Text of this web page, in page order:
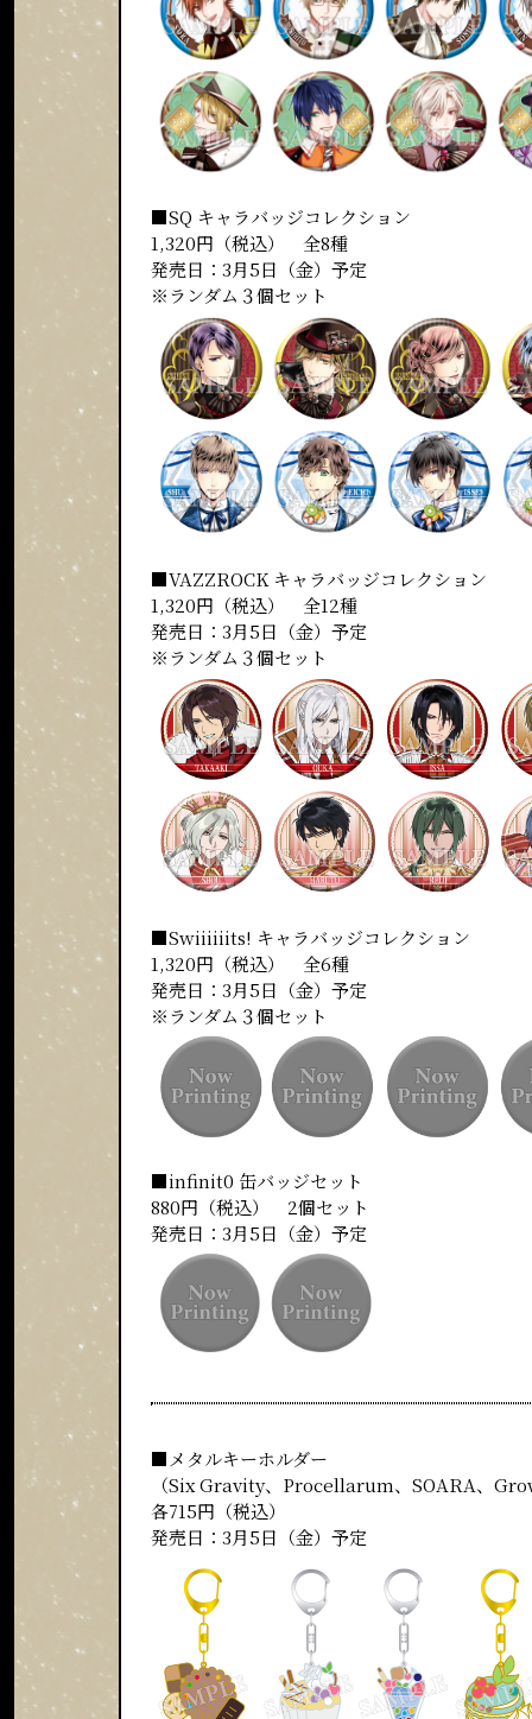
■SQ キャラバッジコレクション
1,320円（税込） 全8種
発売日：3月5日（金）予定
※ランダム３個セット
■VAZZROCK キャラバッジコレクション
1,320円（税込） 全12種
発売日：3月5日（金）予定
※ランダム３個セット
■Swiiiiiits! キャラバッジコレクション
1,320円（税込） 全6種
発売日：3月5日（金）予定
※ランダム３個セット
■infinit0 缶バッジセット
880円（税込） 2個セット
発売日：3月5日（金）予定
■メタルキーホルダー
（Six Gravity、Procellarum、SOARA、
各715円（税込）
発売日：3月5日（金）予定